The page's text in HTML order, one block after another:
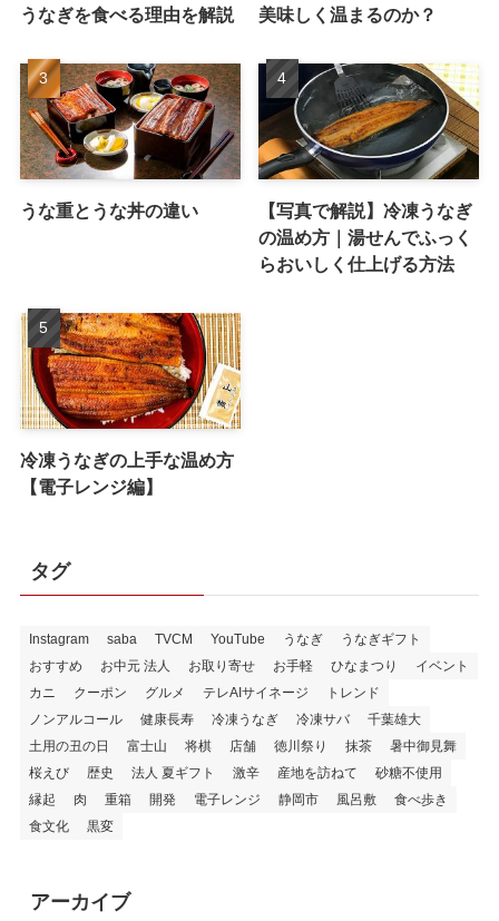
うなぎを食べる理由を解説
美味しく温まるのか？
うな重とうな丼の違い
【写真で解説】冷凍うなぎ
の温め方｜湯せんでふっく
らおいしく仕上げる方法
冷凍うなぎの上手な温め方
【電子レンジ編】
タグ
Instagram saba TVCM YouTube うなぎ
うなぎギフト
おすすめ
お中元 法人 お取り寄せ お手軽 ひなまつり
イベント
カニ
クーポン グルメ テレAIサイネージ
トレンド
ノンアルコール
健康長寿 冷凍うなぎ 冷凍サバ
千葉雄大
土用の丑の日
富士山 将棋 店舗 徳川祭り 抹茶
暑中御見舞
桜えび
歴史 法人 夏ギフト 激辛 産地を訪ねて
砂糖不使用
縁起
肉 重箱 開発 電子レンジ 静岡市 風呂敷
食べ歩き
食文化
黒変
アーカイブ